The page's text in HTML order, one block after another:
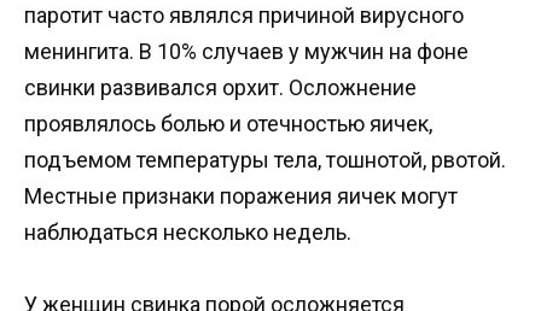
паротит часто являлся причиной вирусного
менингита. В 10% случаев у мужчин на фоне
свинки развивался орхит. Осложнение
проявлялось болью и отечностью яичек,
подъемом температуры тела, тошнотой, рвотой.
Местные признаки поражения яичек могут
наблюдаться несколько недель.
У женщин свинка порой осложняется